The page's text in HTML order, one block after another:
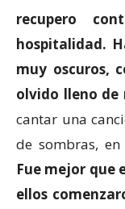
recupero
hospitalidad.
muy oscuros,
olvido lleno de
cantar una
de sombras,
Fue mejor que
ellos